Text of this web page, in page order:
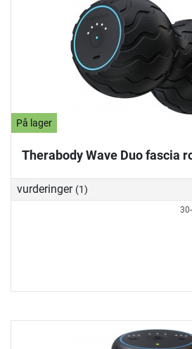
På lager
Therabody Wave Duo fascia
vurderinger (1)